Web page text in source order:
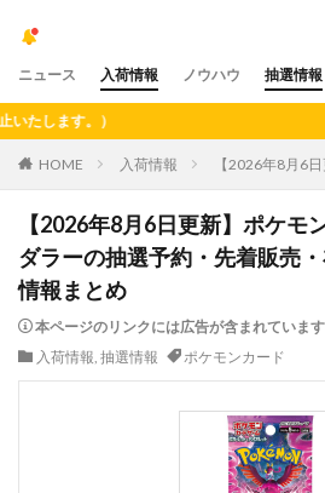
ニュース 入荷情報 ノウハウ 抽選情報
HOME 入荷情報 【2026年8月6
【2026年8月6日更新】ポケモ
ダラーの抽選予約・先着販売
情報まとめ
本ページのリンクには広告が含まれています
入荷情報, 抽選情報 ポケモンカード